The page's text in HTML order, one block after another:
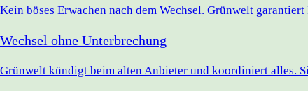
Kein böses Erwachen nach dem Wechsel. Grünwelt
Wechsel ohne Unterbrechung
Grünwelt kündigt beim alten Anbieter und koordiniert alles.